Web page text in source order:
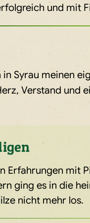
und mit
Syrau meinen
Verstand und
Erfahrungen mit
ging es in die
nicht mehr los.